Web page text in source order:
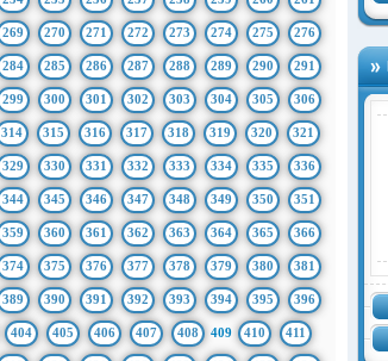
269 270 271 272 273 274 275 276
284 285 286 287 288 289 290 291
299 300 301 302 303 304 305 306
314 315 316 317 318 319 320 321
329 330 331 332 333 334 335 336
344 345 346 347 348 349 350 351
359 360 361 362 363 364 365 366
374 375 376 377 378 379 380 381
389 390 391 392 393 394 395 396
404 405 406 407 408 409 410 411